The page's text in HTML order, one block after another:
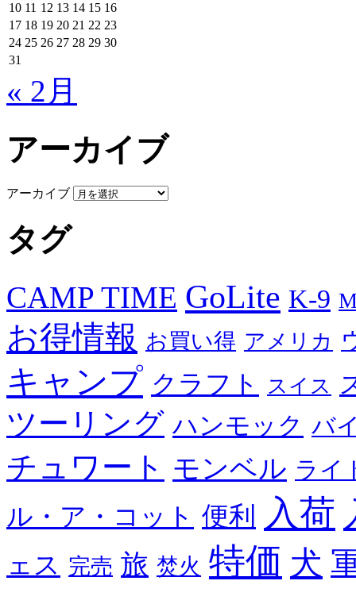
10 11 12 13 14 15 16
17 18 19 20 21 22 23
24 25 26 27 28 29 30
31
« 2月
アーカイブ
アーカイブ
タグ
CAMP TIME GoLite K-9
お得情報 お買い得 アメリカ
キャンプ クラフト スイス
ツーリング ハンモック バ
チュワート モンベル ライ
ル・ア・コット 便利 入荷
ェス 完売 旅 焚火 特価 犬